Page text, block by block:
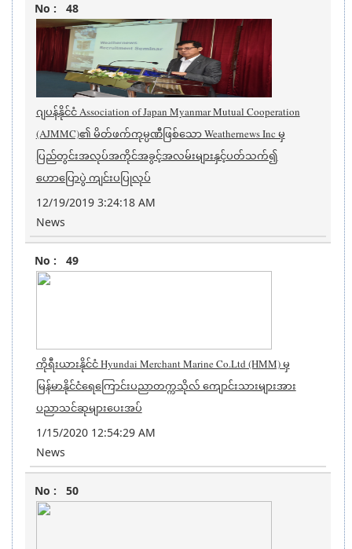
48
ဂျပန်နိုင်ငံ Association of Japan Myanmar Mutual Cooperation
(AJMMC)၏ မိတ်ဖက်ကုမ္ပဏီဖြစ်သော Weathernews Inc မှ
ပြည်တွင်းအလုပ်အကိုင်အခွင့်အလမ်းများနှင့်ပတ်သက်၍
ဟောပြောပွဲ ကျင်းပပြုလုပ်
12/19/2019 3:24:18 AM
News
49
ကိုရီးယားနိုင်ငံ Hyundai Merchant Marine Co.Ltd (HMM) မှ
မြန်မာနိုင်ငံရေကြောင်းပညာတက္ကသိုလ် ကျောင်းသားများအား
ပညာသင်ဆုများပေးအပ်
1/15/2020 12:54:29 AM
News
50